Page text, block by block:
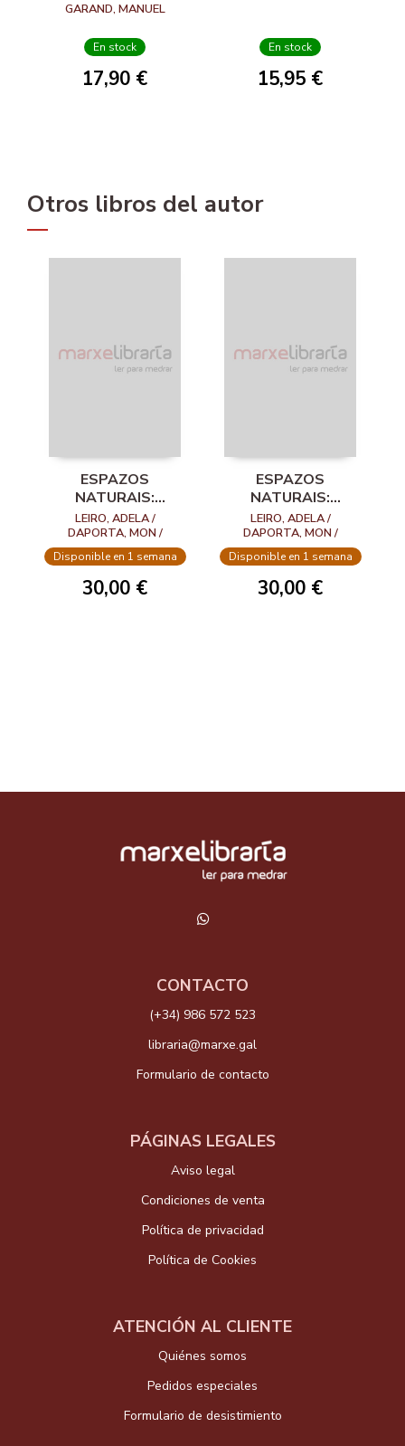
GARAND, MANUEL
En stock
17,90 €
En stock
15,95 €
Otros libros del autor
ESPAZOS
NATURAIS:
PROVINCIA DE
PONTEVEDRA
LEIRO, ADELA /
DAPORTA, MON /
CAAMAÑO, VICTOR
Disponible en 1 semana
30,00 €
ESPAZOS
NATURAIS:
PROVINCIA DA
CORUÑA
LEIRO, ADELA /
DAPORTA, MON /
CAAMAÑO, VICTOR
Disponible en 1 semana
30,00 €
CONTACTO
(+34) 986 572 523
libraria@marxe.gal
Formulario de contacto
PÁGINAS LEGALES
Aviso legal
Condiciones de venta
Política de privacidad
Política de Cookies
ATENCIÓN AL CLIENTE
Quiénes somos
Pedidos especiales
Formulario de desistimiento